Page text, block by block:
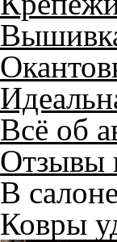
Всё об
Отзывы
В
Ковры